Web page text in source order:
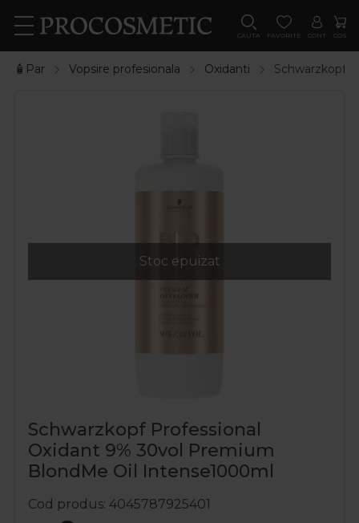
CAUTA FAVORITE CONT COS
🧴Par Vopsire profesionala Oxidanti Schwarzkopf
Stoc epuizat
Schwarzkopf Professional
Oxidant 9% 30vol Premium
BlondMe Oil Intense1000ml
Cod produs 4045787925401